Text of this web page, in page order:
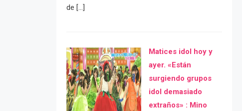
de […]
Matices idol hoy y
ayer. «Están
surgiendo grupos
idol demasiado
extraños» : Mino